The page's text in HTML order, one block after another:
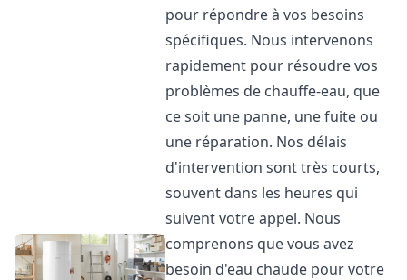
pour répondre à vos besoins
spécifiques. Nous intervenons
rapidement pour résoudre vos
problèmes de chauffe-eau, que
ce soit une panne, une fuite ou
une réparation. Nos délais
d'intervention sont très courts,
souvent dans les heures qui
suivent votre appel. Nous
comprenons que vous avez
besoin d'eau chaude pour votre